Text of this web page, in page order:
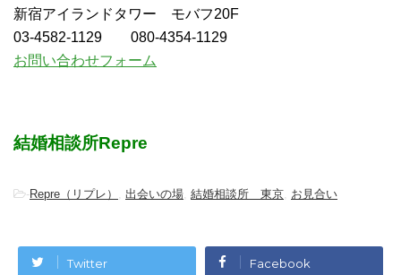
新宿アイランドタワー モバフ20F
03-4582-1129 080-4354-1129
お問い合わせフォーム
結婚相談所Repre
-Repre（リプレ） , 出会いの場, 結婚相談所 東京, お見合い
Twitter Facebook